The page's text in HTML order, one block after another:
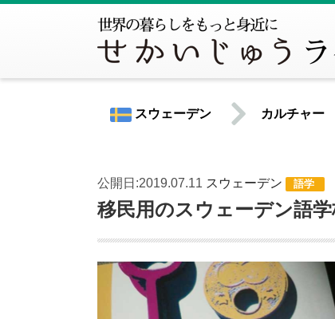
スウェーデン
世界共通情報
北米
アメリカ合衆国 カナダ
中南米
カルチャー
公開日:2019.07.11 スウェーデン 語学
移民用のスウェーデン語